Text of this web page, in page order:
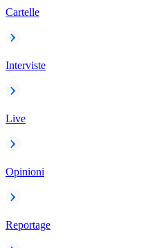
Cartelle
Interviste
Live
Opinioni
Reportage